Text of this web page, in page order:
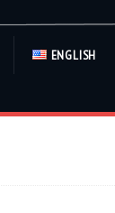
ENGLISH